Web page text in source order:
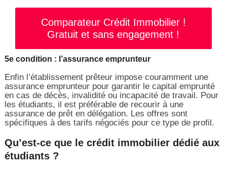
Comparateur Crédit Immobilier !
Gratuit et sans engagement !
5e condition : l’assurance emprunteur
Enfin l’établissement prêteur impose couramment une
assurance emprunteur pour garantir le capital emprunté
en cas de décès, invalidité ou incapacité de travail. Pour
les étudiants, il est préférable de recourir à une
assurance de prêt en délégation. Les offres sont
spécifiques à des tarifs négociés pour ce type de profil.
Qu’est-ce que le crédit immobilier dédié aux
étudiants ?